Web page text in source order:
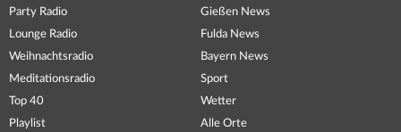
Party Radio
Lounge Radio
Weihnachtsradio
Meditationsradio
Top 40
Playlist
Gießen News
Fulda News
Bayern News
Sport
Wetter
Alle Orte